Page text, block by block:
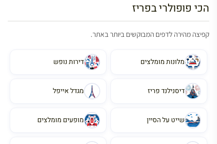
הכי פופולרי בפריז
קפיצה מהירה לדפים המבוקשים ביותר באתר.
מלונות מומלצים דירות נופש
דיסנילנד פריז מגדל אייפל
שייט על הסיין מופעים מומלצים